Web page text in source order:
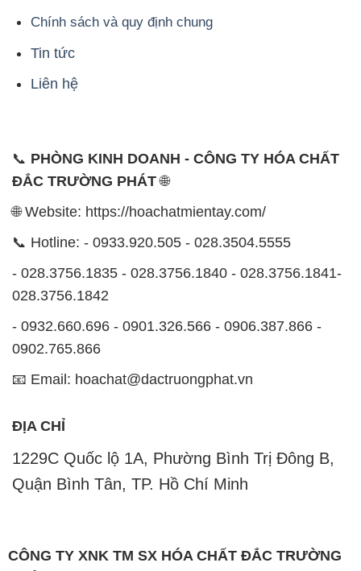
Chính sách và quy định chung
Tin tức
Liên hệ
📞 PHÒNG KINH DOANH - CÔNG TY HÓA CHẤT
ĐẮC TRƯỜNG PHÁT🌐
🌐 Website: https://hoachatmientay.com/
📞 Hotline: - 0933.920.505 - 028.3504.5555
- 028.3756.1835 - 028.3756.1840 - 028.3756.1841-
028.3756.1842
- 0932.660.696 - 0901.326.566 - 0906.387.866 -
0902.765.866
📧 Email: hoachat@dactruongphat.vn
ĐỊA CHỈ
1229C Quốc lộ 1A, Phường Bình Trị Đông B,
Quận Bình Tân, TP. Hồ Chí Minh
CÔNG TY XNK TM SX HÓA CHẤT ĐẮC TRƯỜNG